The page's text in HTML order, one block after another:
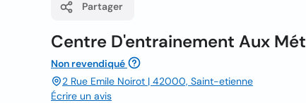
Partager
Centre D'entrainement Aux
Non revendiqué
2 Rue Emile Noirot | 42000, Saint-etienne
Écrire un avis